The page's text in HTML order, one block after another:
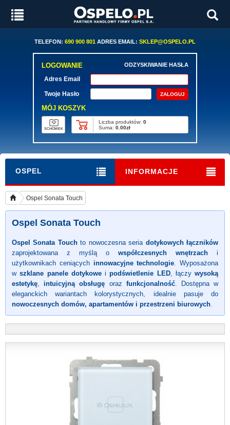
TELEFON: 690 900 801 ADRES EMAIL: SKLEP@OSPELO.PL
LOGOWANIE ODZYSKIWANIE HASŁA
Adres Email
Twoje Hasło
MÓJ KOSZYK
SCHOWEK
Liczba produktów: 0
Suma: 0.00zł
OSPEL INFORMACJE
Ospel Sonata Touch
Ospel Sonata Touch
Ospel Sonata Touchto nowoczesna seria dotykowych łączników
zaprojektowana z myślą o współczesnych wnętrzach i
użytkownikach ceniących innowacyjne technologie. Wyposażona
wszklane panele dotykoweipodświetlenie LED, łączy wysoką
estetykę, intuicyjną obsługę oraz funkcjonalność. Dostępna w
eleganckich wariantach kolorystycznych, idealnie pasuje do
nowoczesnych domów, apartamentów i przestrzeni biurowych.